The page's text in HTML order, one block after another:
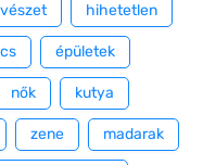
hihetetlen
épületek
nők kutya
zene madarak